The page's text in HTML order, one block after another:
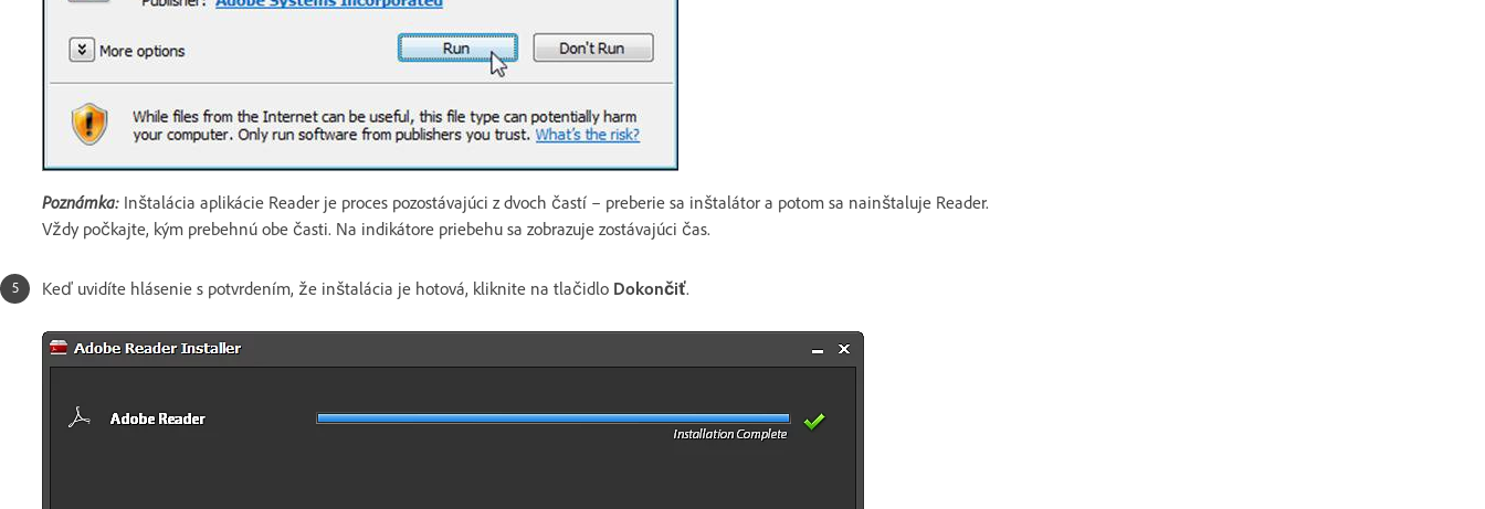
Poznámka: Inštalácia aplikácie Reader je proces pozostávajúci z dvoch častí – preberie sa inštalátor a potom sa nainštaluje Reader.
Vždy počkajte, kým prebehnú obe časti. Na indikátore priebehu sa zobrazuje zostávajúci čas.
Keď uvidíte hlásenie s potvrdením, že inštalácia je hotová, kliknite na tlačidlo Dokončiť.